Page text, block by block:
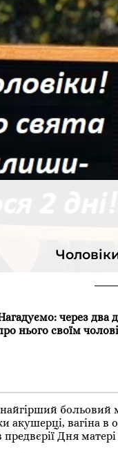
через
нього своїм
найгірший
акушерці, вагіна в
Дня